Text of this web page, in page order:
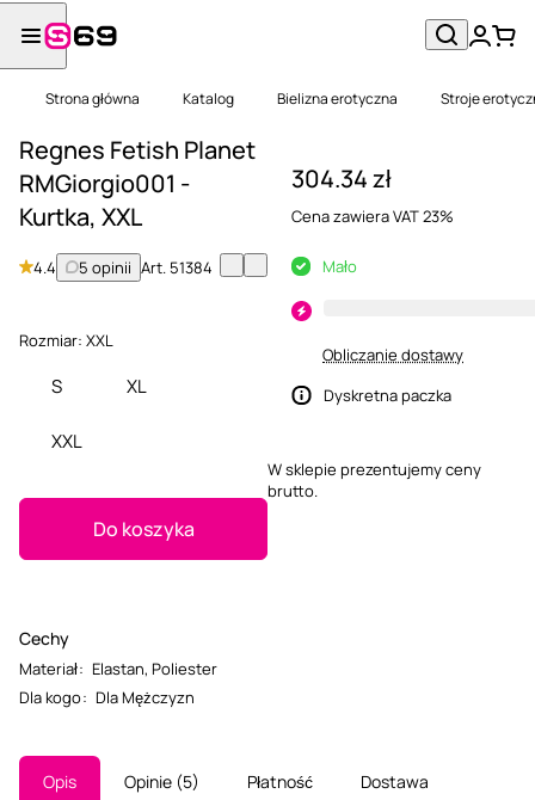
Strona główna Katalog Bielizna erotyczna Stroje
Regnes Fetish Planet
RMGiorgio001 -
Kurtka, XXL
4.4 5 opinii Art. 51384
Rozmiar: XXL
S XL
XXL
Do koszyka
Cechy
Materiał: Elastan, Poliester
Dla kogo: Dla Mężczyzn
304.34 zł
Cena zawiera VAT 23%
Mało
Obliczanie dostawy
Dyskretna paczka
W sklepie prezentujemy ceny
brutto.
Opis Opinie 5 Płatność Dostawa